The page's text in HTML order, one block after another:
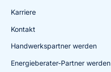
Karriere
Kontakt
Handwerkspartner werden
Energieberater-Partner werden